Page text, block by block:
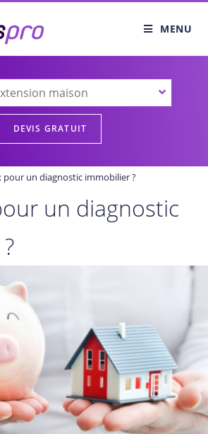
MENU
pour un diagnostic immobilier ?
un diagnostic